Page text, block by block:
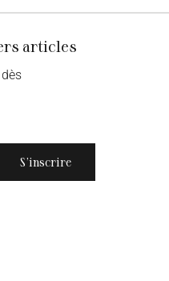
articles
S’inscrire